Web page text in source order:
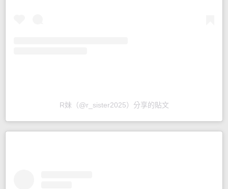
R妹（@r_sister2025）分享的貼文